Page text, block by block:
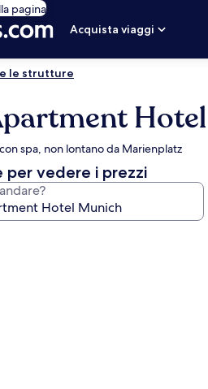
pagina
Acquista viaggi
le strutture
spa, non lontano da Marienplatz
per vedere i prezzi